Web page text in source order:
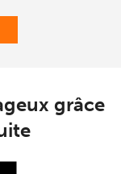
grâce